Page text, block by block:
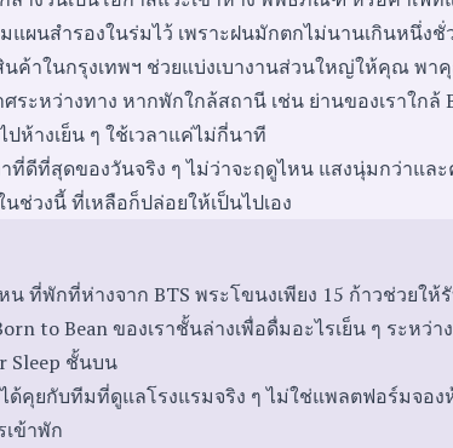
แผนสำรองในร่มไว้ เพราะฝนมักตกไม่นานเกินหนึ่งชั่
นค้าในกรุงเทพฯ ช่วยแบ่งเบางานส่วนใหญ่ให้คุณ พา
ระหว่างทาง หากพักใกล้สถานี เช่น ย่านของเราใกล้
ปห้างเย็น ๆ ใช้เวลาแค่ไม่กี่นาที
าที่ดีที่สุดของวันจริง ๆ ไม่ว่าจะฤดูไหน แสงนุ่มกว่าแล
ช่วงนี้ ที่เหลือก็ปล่อยให้เป็นไปเอง
ที่พักที่ห่างจาก BTS พระโขนงเพียง 15 ก้าวช่วยใ
to Bean ของเราชั้นล่างเพื่อดื่มอะไรเย็น ๆ ระหว่
Sleep ชั้นบน
ด้คุยกับทีมที่ดูแลโรงแรมจริง ๆ ไม่ใช่แพลตฟอร์มจอ
ข้าพัก